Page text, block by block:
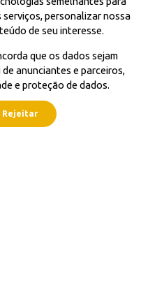
personalizar nossa
de seu interesse.
que os dados sejam
anunciantes e parceiros,
e proteção de dados.
Rejeitar